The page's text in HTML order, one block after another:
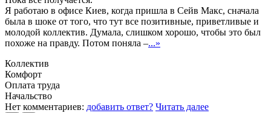
Я работаю в офисе Киев, когда пришла в Сейв Макс, сначала
была в шоке от того, что тут все позитивные, приветливые и
молодой коллектив. Думала, слишком хорошо, чтобы это был
похоже на правду. Потом поняла –...»
Коллектив
Комфорт
Оплата труда
Начальство
Нет комментариев: добавить ответ? Читать далее